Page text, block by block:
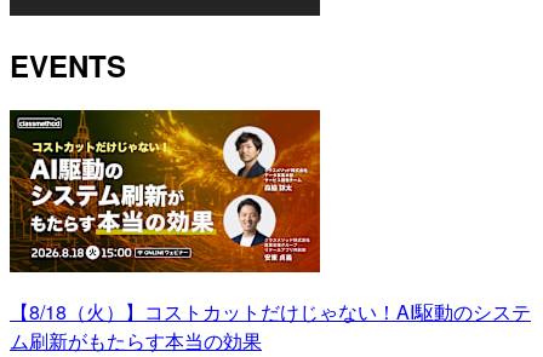
EVENTS
【8/18（火）】コストカットだけじゃない！AI駆動のシステ
ム刷新がもたらす本当の効果